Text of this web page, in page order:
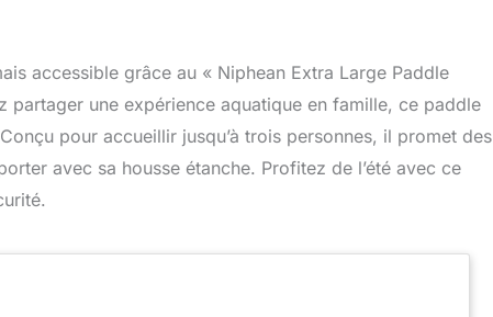
accessible grâce au « Niphean Extra Large Paddle
une expérience aquatique en famille, ce paddle
pour accueillir jusqu’à trois personnes, il promet des
avec sa housse étanche. Profitez de l’été avec ce